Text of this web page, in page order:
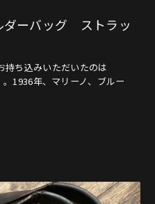
ダーバッグ ストラッ
持ち込みいただいたのは
1936年、マリーノ、ブルー